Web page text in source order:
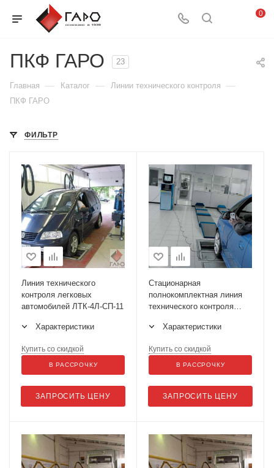
0
ПКФ ГАРО 23
Главная — Каталог — Линии технического контроля —
ПКФ ГАРО
ФИЛЬТР
Линия технического
контроля легковых
автомобилей ЛТК-4Л-СП-11
Характеристики
ЗАПРОСИТЬ ЦЕНУ
Купить со скидкой
В РАССРОЧКУ
Стационарная
полнокомплектная линия
технического контроля
Характеристики
ЗАПРОСИТЬ ЦЕНУ
Купить со скидкой
В РАССРОЧКУ